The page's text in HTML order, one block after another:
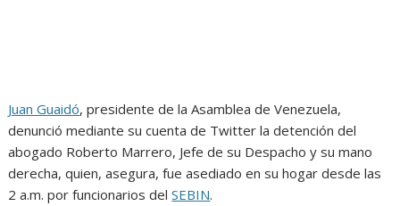
Juan Guaidó, presidente de la Asamblea de Venezuela,
denunció mediante su cuenta de Twitter la detención del
abogado Roberto Marrero, Jefe de su Despacho y su mano
derecha, quien, asegura, fue asediado en su hogar desde las
2 a.m. por funcionarios delSEBIN.